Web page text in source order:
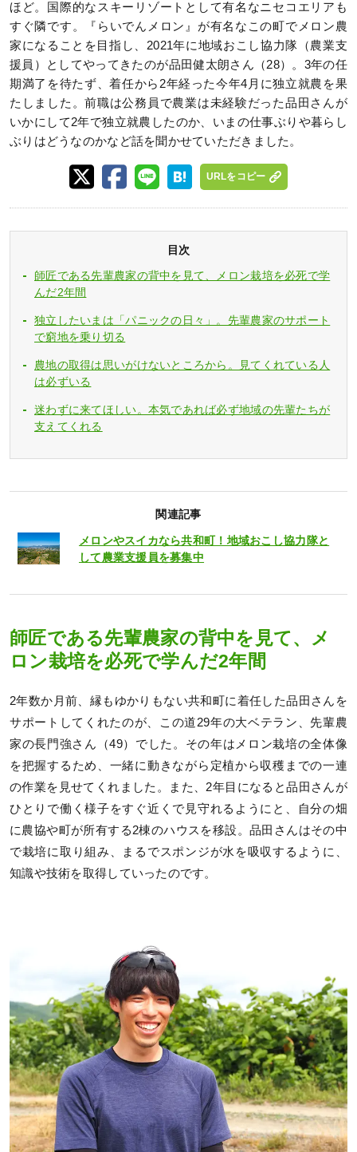
ほど。国際的なスキーリゾートとして有名なニセコエリアも
すぐ隣です。『らいでんメロン』が有名なこの町でメロン農
家になることを目指し、2021年に地域おこし協力隊（農業支
援員）としてやってきたのが品田健太朗さん（28）。3年の任
期満了を待たず、着任から2年経った今年4月に独立就農を果
たしました。前職は公務員で農業は未経験だった品田さんが
いかにして2年で独立就農したのか、いまの仕事ぶりや暮らし
ぶりはどうなのかなど話を聞かせていただきました。
URLをコピー
目次
師匠である先輩農家の背中を見て、メロン栽培を必死で学
んだ2年間
独立したいまは「パニックの日々」。先輩農家のサポート
で窮地を乗り切る
農地の取得は思いがけないところから。見てくれている人
は必ずいる
迷わずに来てほしい。本気であれば必ず地域の先輩たちが
支えてくれる
関連記事
メロンやスイカなら共和町！地域おこし協力隊と
して農業支援員を募集中
師匠である先輩農家の背中を見て、メ
ロン栽培を必死で学んだ2年間
2年数か月前、縁もゆかりもない共和町に着任した品田さんを
サポートしてくれたのが、この道29年の大ベテラン、先輩農
家の長門強さん（49）でした。その年はメロン栽培の全体像
を把握するため、一緒に動きながら定植から収穫までの一連
の作業を見せてくれました。また、2年目になると品田さんが
ひとりで働く様子をすぐ近くで見守れるようにと、自分の畑
に農協や町が所有する2棟のハウスを移設。品田さんはその中
で栽培に取り組み、まるでスポンジが水を吸収するように、
知識や技術を取得していったのです。